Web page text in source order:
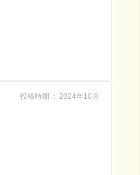
投稿時期 2024年10月